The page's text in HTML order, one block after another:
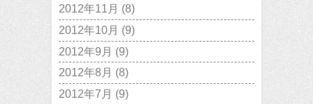
2012年11月 (8)
2012年10月 (9)
2012年9月 (9)
2012年8月 (8)
2012年7月 (9)